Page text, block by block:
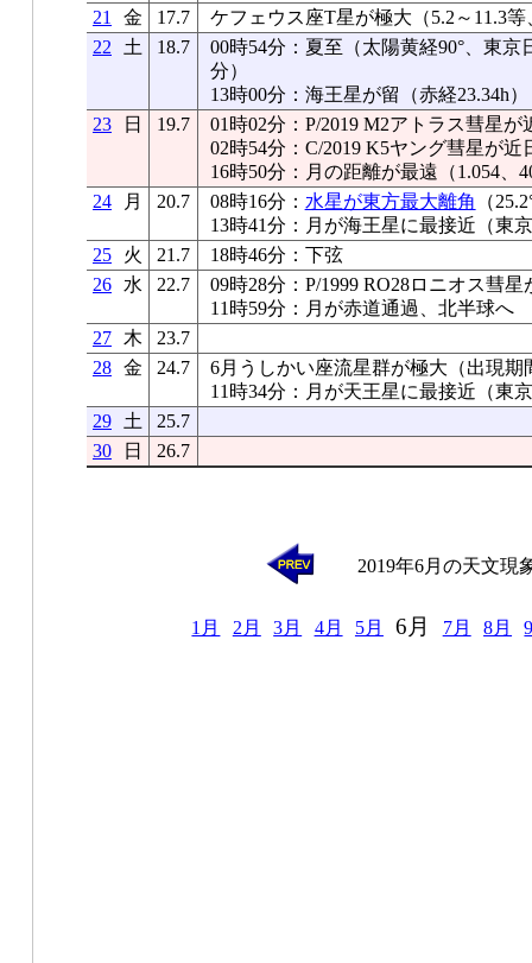
21
金 17.7
ケフェウス座T星が極大（5.2～11.3等
22
土 18.7
00時54分：夏至（太陽黄経90°、東京
分）
13時00分：海王星が留（赤経23.34h）
23
日 19.7
01時02分：P/2019 M2アトラス彗星
02時54分：C/2019 K5ヤング彗星が近
16時50分：月の距離が最遠（1.054、
24
月 20.7 08時16分： 水星が東方最大離角 （
13時41分：月が海王星に最接近（東京
25
火 21.7
18時46分：下弦
26
水 22.7
09時28分：P/1999 RO28ロニオス彗
11時59分：月が赤道通過、北半球へ
27
木
23.7
28 金 24.7
6月うしかい座流星群が極大（出現期
11時34分：月が天王星に最接近（東京
29
土
25.7
30
日 26.7
2019年6月の天文現
1月 2月 3月 4月 5月 6月 7月 8月